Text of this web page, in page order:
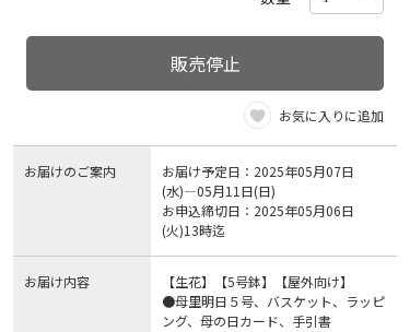
販売停止
お気に入りに追加
お届けのご案内
お届け予定日：2025年05月07日
(水)―05月11日(日)
お申込締切日：2025年05月06日
(火)13時迄
お届け内容
【生花】【5号鉢】【屋外向け】
●母里明日５号、バスケット、ラッピ
ング、母の日カード、手引書